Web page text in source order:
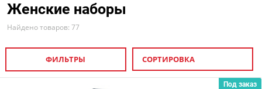
Женские наборы
Найдено товаров: 77
ФИЛЬТРЫ СОРТИРОВКА
Под заказ